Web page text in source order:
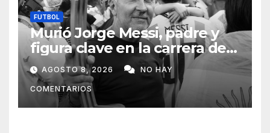
FUTBOL
Murió Jorge Messi, padre y
figura clave en la carrera de
Lionel Messi
AGOSTO 8, 2026 NO HAY
COMENTARIOS